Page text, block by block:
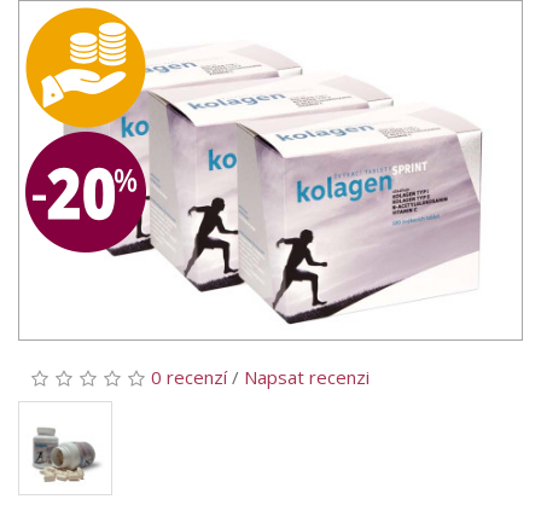
0 recenzí/ Napsat recenzi